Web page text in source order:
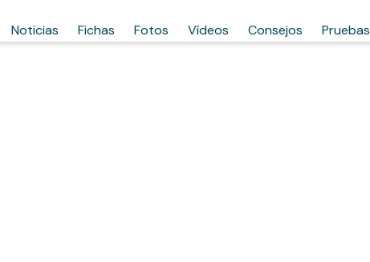
Noticias Fichas Fotos Vídeos Consejos Pruebas